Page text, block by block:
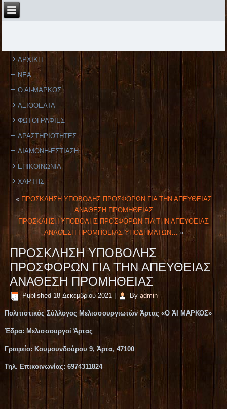
ΑΡΧΙΚΗ
ΝΕΑ
Ο ΑΙ-ΜΑΡΚΟΣ
ΑΞΙΟΘΕΑΤΑ
ΦΩΤΟΓΡΑΦΙΕΣ
ΔΡΑΣΤΗΡΙΟΤΗΤΕΣ
ΔΙΑΜΟΝΗ-ΕΣΤΙΑΣΗ
ΕΠΙΚΟΙΝΩΝΙΑ
ΧΑΡΤΗΣ
« ΠΡΟΣΚΛΗΣΗ ΥΠΟΒΟΛΗΣ ΠΡΟΣΦΟΡΩΝ ΓΙΑ ΤΗΝ ΑΠΕΥΘΕΙΑΣ
ΑΝΑΘΕΣΗ ΠΡΟΜΗΘΕΙΑΣ
ΠΡΟΣΚΛΗΣΗ ΥΠΟΒΟΛΗΣ ΠΡΟΣΦΟΡΩΝ ΓΙΑ ΤΗΝ ΑΠΕΥΘΕΙΑΣ
ΑΝΑΘΕΣΗ ΠΡΟΜΗΘΕΙΑΣ ΥΠΟΔΗΜΑΤΩΝ… »
ΠΡΟΣΚΛΗΣΗ ΥΠΟΒΟΛΗΣ
ΠΡΟΣΦΟΡΩΝ ΓΙΑ ΤΗΝ ΑΠΕΥΘΕΙΑΣ
ΑΝΑΘΕΣΗ ΠΡΟΜΗΘΕΙΑΣ
Published 18 Δεκεμβρίου 2021 By admin
Πολιτιστικός Σύλλογος Μελισσουργιωτών Άρτας «Ο ΆΙ ΜΑΡΚΟΣ»
Έδρα: Μελισσουργοί Άρτας
Γραφείο: Κουμουνδούρου 9, Άρτα, 47100
Τηλ. Επικοινωνίας: 6974311824